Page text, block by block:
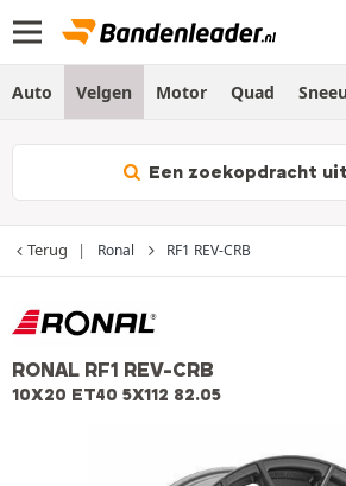
Auto Velgen Motor Quad
Een zoekopdracht
Terug Ronal RF1 REV-CRB
RONAL RF1 REV-CRB
10X20 ET40 5X112 82.05